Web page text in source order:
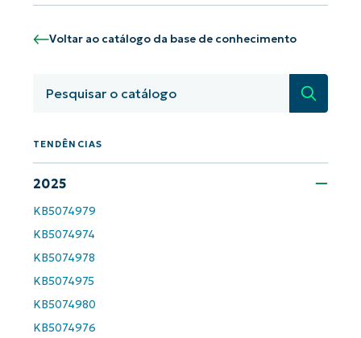
Voltar ao catálogo da base de conhecimento
TENDÊNCIAS
2025
KB5074979
KB5074974
KB5074978
KB5074975
KB5074980
KB5074976
Comece a usar as análises de KB
orientadas por IA do NinjaOne!
First
last
email*